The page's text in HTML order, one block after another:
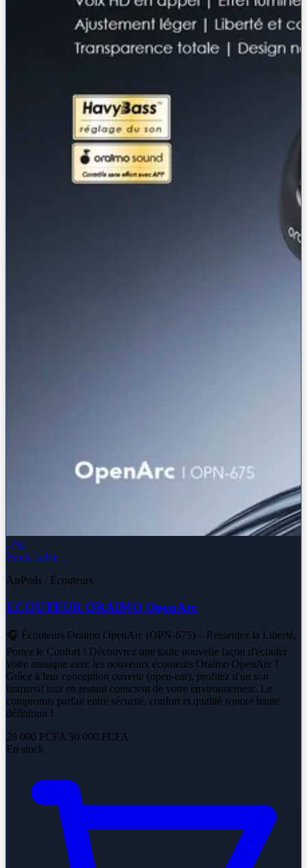
-7%
Stock faible
AirPods / Écouteurs
ECOUTEUR ORAIMO OpenArc
🎧 Écouteurs Oraimo OpenArc (OPN-675) – Ressentez la Liberté,
Portez le Confort ! Découvrez une toute nouvelle façon d'écouter
votre musique avec les nouveaux écouteurs Oraimo OpenArc !
Grâce à leur conception ouverte (open-ear), profitez d'un son
immersif tout en restant conscient de votre environnement. Le
compromis parfait entre sécurité, confort et qualité sonore haute
définition !
28 000 FCFA 30 000 FCFA
En stock